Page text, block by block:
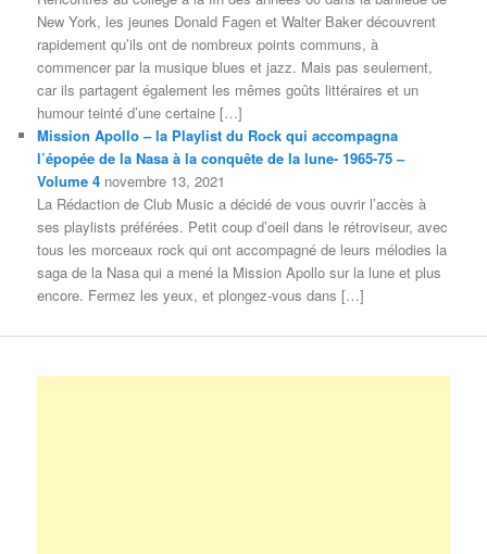
New York, les jeunes Donald Fagen et Walter Baker découvrent
rapidement qu’ils ont de nombreux points communs, à
commencer par la musique blues et jazz. Mais pas seulement,
car ils partagent également les mêmes goûts littéraires et un
humour teinté d’une certaine […]
Mission Apollo – la Playlist du Rock qui accompagna
l’épopée de la Nasa à la conquête de la lune- 1965-75 –
Volume 4 novembre 13, 2021
La Rédaction de Club Music a décidé de vous ouvrir l’accès à
ses playlists préférées. Petit coup d’oeil dans le rétroviseur, avec
tous les morceaux rock qui ont accompagné de leurs mélodies la
saga de la Nasa qui a mené la Mission Apollo sur la lune et plus
encore. Fermez les yeux, et plongez-vous dans […]